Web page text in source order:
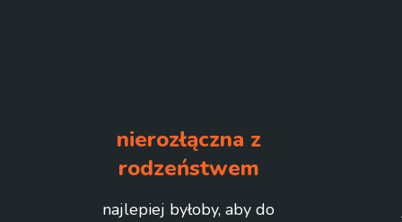
nierozłączna z
rodzeństwem
najlepiej byłoby, aby do